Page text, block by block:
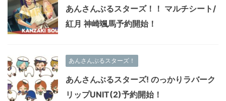
あんさんぶるスターズ！！ マルチシート/
紅月 神崎颯馬予約開始！
あんさんぶるスターズ！
あんさんぶるスターズ! のっかりラバーク
リップUNIT(2)予約開始！